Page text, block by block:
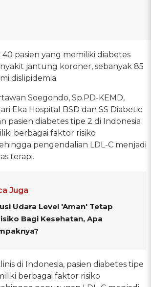
pasien yang memiliki diabetes
jantung koroner, sebanyak 85
dislipidemia.
Soegondo, Sp.PD-KEMD,
Eka Hospital BSD dan SS Diabetic
pasien diabetes tipe 2 di Indonesia
berbagai faktor risiko
pengendalian LDL-C menjadi
terapi.
Juga
Udara Level 'Aman' Tetap
Bagi Kesehatan, Apa
di Indonesia, pasien diabetes tipe
berbagai faktor risiko